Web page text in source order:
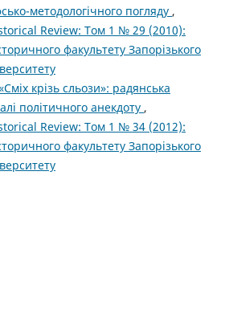
методологічного погляду ,
Review: Том 1 № 29 (2010):
факультету Запорізького
крізь сльози»: радянська
політичного анекдоту ,
Review: Том 1 № 34 (2012):
факультету Запорізького